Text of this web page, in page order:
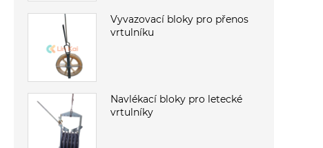
Vyvazovací bloky pro přenos
vrtulníku
Navlékací bloky pro letecké
vrtulníky